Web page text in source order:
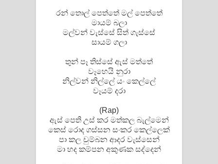
Father Song Lyrics - ෆාදර් ගීතයේ පද
පෙළ
දන්නවාද මාව ගීතයේ පද පෙළ
NEENA Song Lyrics - නීනා ගීතයේ පද
රන් තොල් පෙත්තේ මල් පෙත්තේ
මායම් බලා
මල්වන් වැස්සේ සිත් ගැස්සේ
සායම් ගලා
තුන් පෑ තිස්සේ ඇස් මත්තේ
වෑහෙයි නුරා
නිල්වන් නිල්ලේ යං කෙල්ලේ
වෑයම් දරා
(Rap)
ඇස් පෙති උස් කර මත්කල බැල්මෙන්
කෙස් රොද ගස්සන සංකර කෙල්ලෙක්
පා කල චුම්බන ආදර වැස්සෙන්
මා හද කම්පන අකුණක සද්දෙන්